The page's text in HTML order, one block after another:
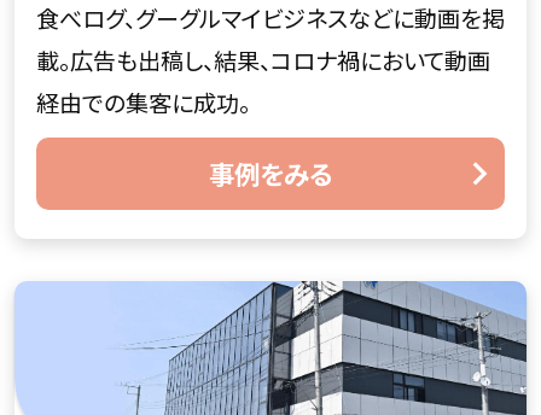
食べログ、グーグルマイビジネスなどに動画を掲
載。広告も出稿し、結果、コロナ禍において動画
経由での集客に成功。
事例をみる